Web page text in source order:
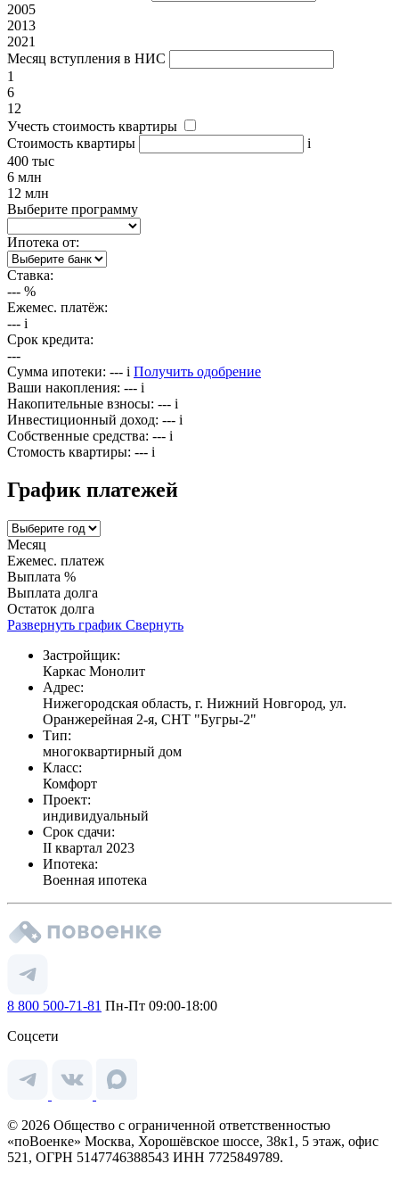
2005
2013
2021
Месяц вступления в НИС
1
6
12
Учесть стоимость квартиры
Стоимость квартиры
i
400 тыс
6 млн
12 млн
Выберите программу
Ипотека от:
Ставка:
--- %
Ежемес. платёж:
--- i
Срок кредита:
---
Сумма ипотеки: --- i Получить одобрение
Ваши накопления: --- i
Накопительные взносы: --- i
Инвестиционный доход: --- i
Собственные средства: --- i
Стомость квартиры: --- i
График платежей
Месяц
Ежемес. платеж
Выплата %
Выплата долга
Остаток долга
Развернуть график Свернуть
Застройщик:
Каркас Монолит
Адрес:
Нижегородская область, г. Нижний Новгород, ул.
Оранжерейная 2-я, СНТ "Бугры-2"
Тип:
многоквартирный дом
Класс:
Комфорт
Проект:
индивидуальный
Срок сдачи:
II квартал 2023
Ипотека:
Военная ипотека
8 800 500-71-81 Пн-Пт 09:00-18:00
Соцсети
© 2026 Общество с ограниченной ответственностью
«поВоенке» Москва, Хорошёвское шоссе, 38к1, 5 этаж, офис
521, ОГРН 5147746388543 ИНН 7725849789.